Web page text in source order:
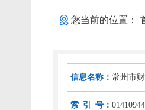
您当前的位置：
信息名称： 常州市
索 引 号：